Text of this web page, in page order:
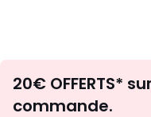
20€ OFFERTS*
commande.